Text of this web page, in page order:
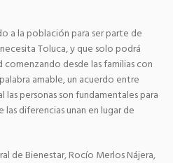
a la población para ser parte de
Toluca, y que solo podrá
comenzando desde las familias con
amable, un acuerdo entre
personas son fundamentales para
diferencias unan en lugar de
de Bienestar, Rocío Merlos Nájera,